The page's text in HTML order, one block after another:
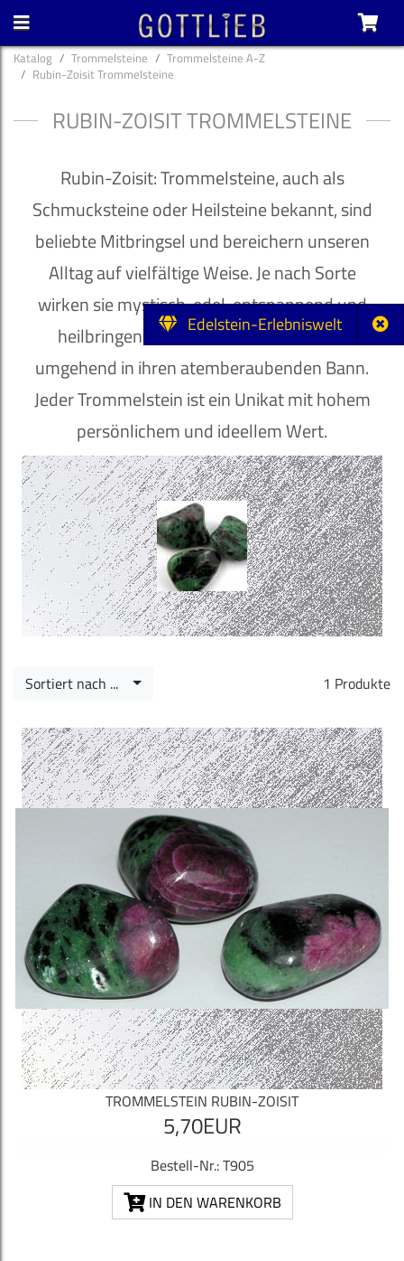
Edelstein-Erlebniswelt
Katalog Trommelsteine
Trommelsteine A-Z
Rubin-Zoisit Trommelsteine
RUBIN-ZOISIT TROMMELSTEINE
Rubin-Zoisit: Trommelsteine, auch als
Schmucksteine oder Heilsteine bekannt, sind
beliebte Mitbringsel und bereichern unseren
Alltag auf vielfältige Weise. Je nach Sorte
wirken sie mystisch, edel, entspannend und
heilbringend und ziehen ihren Besitzer
umgehend in ihren atemberaubenden Bann.
Jeder Trommelstein ist ein Unikat mit hohem
persönlichem und ideellem Wert.
1 Produkte
Sortiert nach ...
TROMMELSTEIN RUBIN-ZOISIT
5,70EUR
Bestell-Nr.: T905
IN DEN WARENKORB